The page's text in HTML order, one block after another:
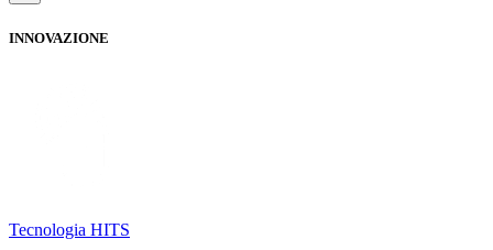
INNOVAZIONE
Tecnologia HITS